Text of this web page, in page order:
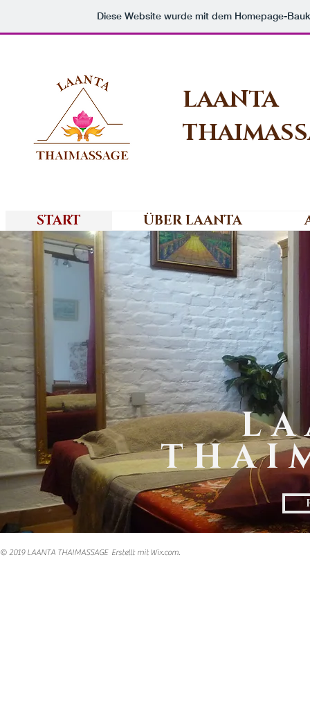
Diese Website wurde mit dem Homepage-
LAANTA
START ÜBER LAANTA
Die Hektik des
kurze Zeit
Einmal nur an sich selbst
sich etwas
© 2019 LAANTA THAIMASSAGE Erstellt mitWix.com.